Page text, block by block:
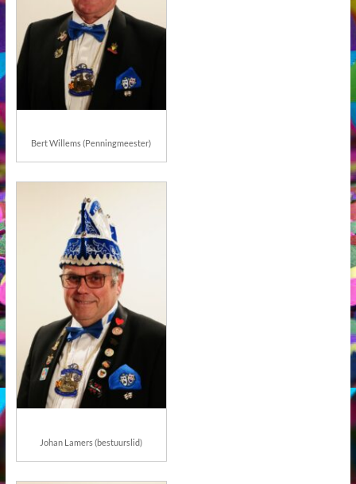
Bert Willems (Penningmeester)
Johan Lamers (bestuurslid)